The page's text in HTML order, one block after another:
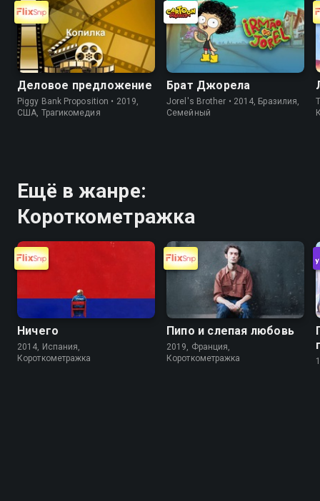
Деловое предложение
Piggy Bank Proposition • 2019,
США, Трагикомедия
Брат Джорела
Jorel's Brother • 2014, Бразилия,
Cемейный
Ещё в жанре:
Короткометражка
Ничего
2014, Испания,
Короткометражка
Пипо и слепая любовь
2019, Франция,
Короткометражка